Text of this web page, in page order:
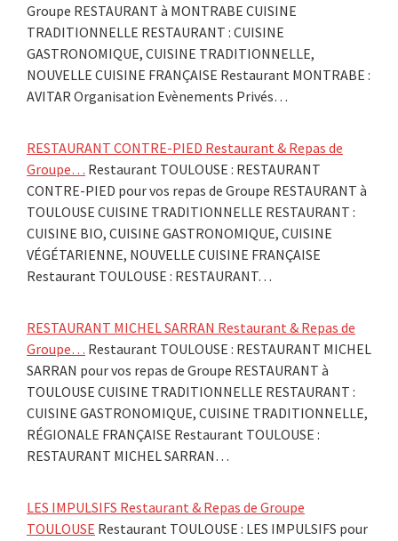
Groupe RESTAURANT à MONTRABE CUISINE
TRADITIONNELLE RESTAURANT : CUISINE
GASTRONOMIQUE, CUISINE TRADITIONNELLE,
NOUVELLE CUISINE FRANÇAISE Restaurant MONTRABE :
AVITAR Organisation Evènements Privés…
RESTAURANT CONTRE-PIED Restaurant & Repas de
Groupe… Restaurant TOULOUSE : RESTAURANT
CONTRE-PIED pour vos repas de Groupe RESTAURANT à
TOULOUSE CUISINE TRADITIONNELLE RESTAURANT :
CUISINE BIO, CUISINE GASTRONOMIQUE, CUISINE
VÉGÉTARIENNE, NOUVELLE CUISINE FRANÇAISE
Restaurant TOULOUSE : RESTAURANT…
RESTAURANT MICHEL SARRAN Restaurant & Repas de
Groupe… Restaurant TOULOUSE : RESTAURANT MICHEL
SARRAN pour vos repas de Groupe RESTAURANT à
TOULOUSE CUISINE TRADITIONNELLE RESTAURANT :
CUISINE GASTRONOMIQUE, CUISINE TRADITIONNELLE,
RÉGIONALE FRANÇAISE Restaurant TOULOUSE :
RESTAURANT MICHEL SARRAN…
LES IMPULSIFS Restaurant & Repas de Groupe
TOULOUSE Restaurant TOULOUSE : LES IMPULSIFS pour